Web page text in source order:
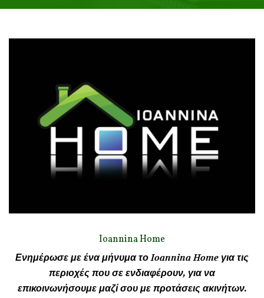
Ioannina Home
Ενημέρωσε με ένα μήνυμα το Ioannina Home για τις
περιοχές που σε ενδιαφέρουν, για να
επικοινωνήσουμε μαζί σου με προτάσεις ακινήτων.